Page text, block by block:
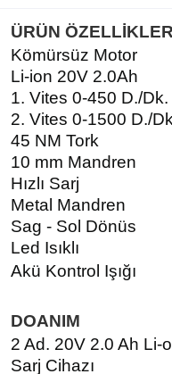
ÜRÜN
Kömürsüz Motor
Li-ion 20V 2.0Ah
1. Vites 0-450 D./Dk.
2. Vites 0-1500 D./
45 NM Tork
10 mm Mandren
Hızlı Sarj
Metal Mandren
Sag - Sol Dönüs
Led Isıklı
Akü Kontrol Işığı
DOANIM
2 Ad. 20V 2.0 Ah Li-
Sarj Cihazı